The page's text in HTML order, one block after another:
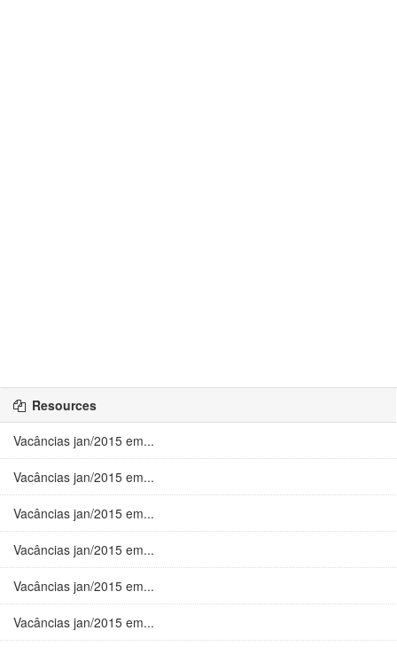
Resources
Vacâncias jan/2015 em...
Vacâncias jan/2015 em...
Vacâncias jan/2015 em...
Vacâncias jan/2015 em...
Vacâncias jan/2015 em...
Vacâncias jan/2015 em...